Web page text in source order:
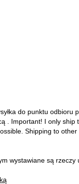
do punktu odbioru
. Important! I only ship
Shipping to
wystawiane są rzeczy